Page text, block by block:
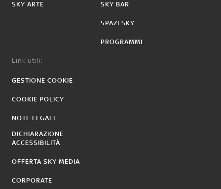
SKY ARTE SKY BAR
SPAZI SKY
PROGRAMMI
Link utili:
GESTIONE COOKIE
COOKIE POLICY
NOTE LEGALI
DICHIARAZIONE
ACCESSIBILITÀ
OFFERTA SKY MEDIA
CORPORATE